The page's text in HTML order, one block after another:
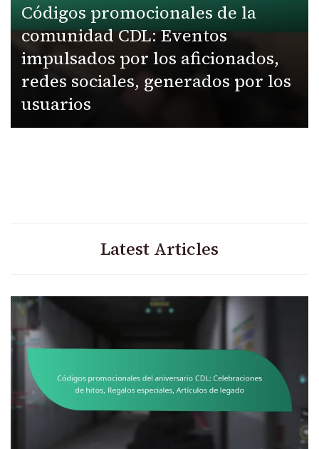
Códigos promocionales de la
comunidad CDL: Eventos
impulsados por los aficionados,
redes sociales, generados por los
usuarios
Latest Articles